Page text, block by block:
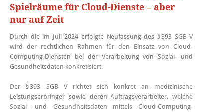
Spielräume für Cloud-Dienste – aber
nur auf Zeit
Durch die im Juli 2024 erfolgte Neufassung des § 393 SGB V
wird der rechtlichen Rahmen für den Einsatz von Cloud-
Computing-Diensten bei der Verarbeitung von Sozial- und
Gesundheitsdaten konkretisiert.
Der § 393 SGB V richtet sich konkret an medizinische
Leistungserbringer sowie deren Auftragsverarbeiter, welche
Sozial- und Gesundheitsdaten mittels Cloud-Computing-